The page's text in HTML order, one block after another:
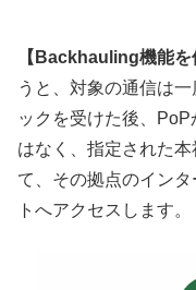
【Backhauling機能を
うと、対象の通信は
ックを受けた後、
はなく、指定された
て、その拠点のイン
トへアクセスします。